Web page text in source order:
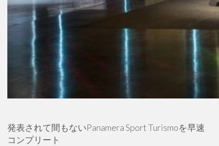
発表されて間もないPanamera Sport Turismoを早速
コンプリート